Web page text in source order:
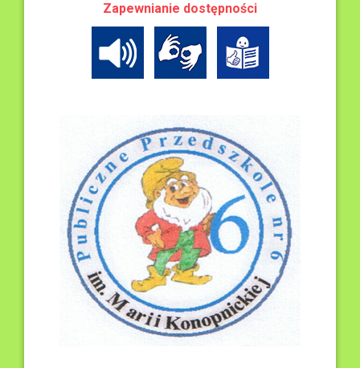
Zapewnianie dostępności